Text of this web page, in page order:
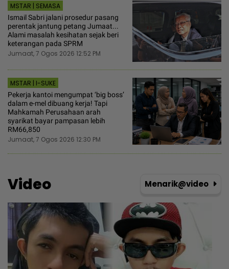
MSTAR | SEMASA
Ismail Sabri jalani prosedur pasang
perentak jantung petang Jumaat...
Alami masalah kesihatan sejak beri
keterangan pada SPRM
Jumaat, 7 Ogos 2026 12:52 PM
MSTAR | I-SUKE
Pekerja kantoi mengumpat ‘big boss’
dalam e-mel dibuang kerja! Tapi
Mahkamah Perusahaan arah
syarikat bayar pampasan lebih
RM66,850
Jumaat, 7 Ogos 2026 12:30 PM
Video Menarik@video